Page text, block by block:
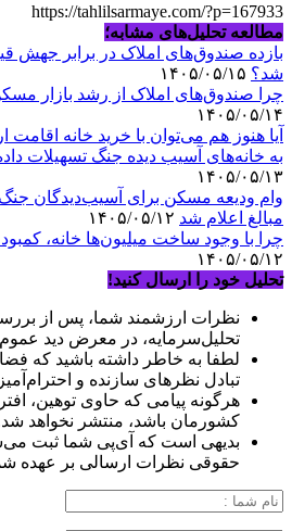
https://tahlilsarmaye.com/?p=167933
مطالعه تحلیل‌های مشابه؛
بازده صندوق‌های املاک در برابر جهش
شد؟
چرا صندوق‌های املاک از رشد بازار
۱۴۰۵/۰۵/۱۴
آیا هنوز هم می‌توان با خرید خانه اقامت
به خانه‌های آسیب دیده جنگ تسهیلات
۱۴۰۵/۰۵/۱۳
وام ودیعه مسکن برای آسیب‌دیدگان
مبالغ اعلام شد
چرا با وجود ساخت میلیون‌ها خانه،
۱۴۰۵/۰۵/۱۲
تحلیل خود را ارسال کنید!
نظرات ارزشمند شما، پس از
تحلیل‌سرمایه، در معرض دید
لطفا به خاطر داشته باشید که
تبادل نظرهای سازنده و
هرگونه پیامی که حاوی توهین،
کشورمان باشد، منتشر نخواهد
بدیهی است که آی‌پی شما ثبت
حقوقی نظرات ارسالی بر عهده